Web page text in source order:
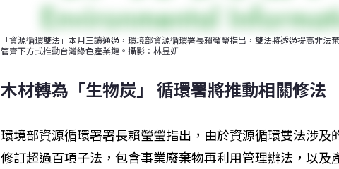
「資源循環雙法」本月三讀通過，環境部資源循環署長賴瑩瑩指出，雙法將透過提高非
管齊下方式推動台灣綠色產業鏈。攝影：林昱妍
木材轉為「生物炭」 循環署將推動相關修法
環境部資源循環署署長賴瑩瑩指出，由於資源循環雙法涉及
修訂超過百項子法，包含事業廢棄物再利用管理辦法，以及